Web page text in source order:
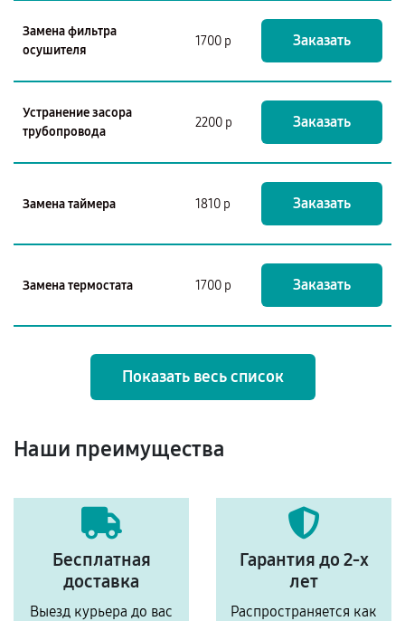
Замена фильтра
осушителя
1700 р Заказать
Устранение засора
трубопровода
2200 р Заказать
Замена таймера 1810 р Заказать
Замена термостата 1700 р Заказать
Показать весь список
Наши преимущества
Бесплатная
доставка
Выезд курьера до вас
Гарантия до 2-х
лет
Распространяется как